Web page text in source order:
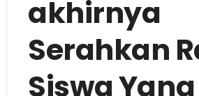
akhirnya
Serahkan
Siswa Yang